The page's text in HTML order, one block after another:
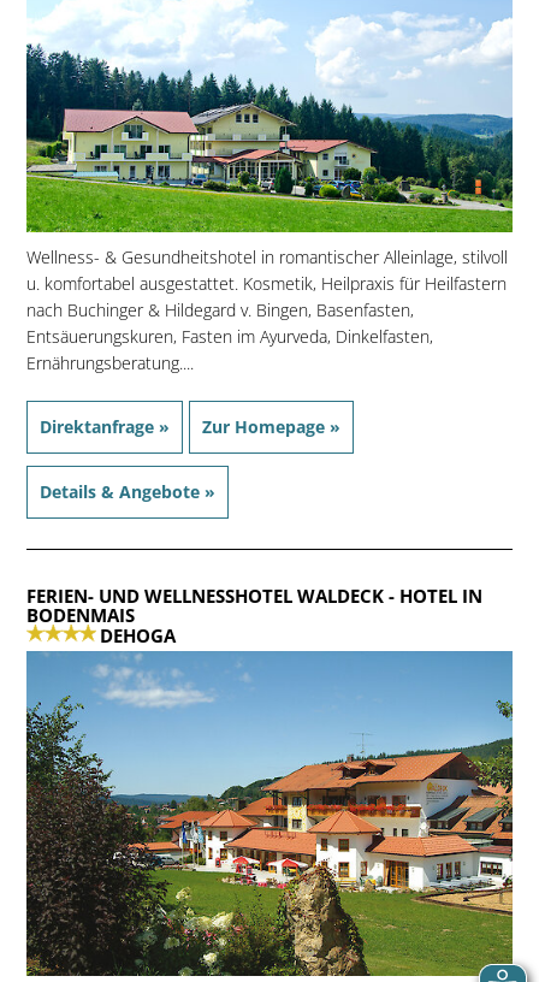
Wellness- & Gesundheitshotel in romantischer Alleinlage, stilvoll
u. komfortabel ausgestattet. Kosmetik, Heilpraxis für Heilfastern
nach Buchinger & Hildegard v. Bingen, Basenfasten,
Entsäuerungskuren, Fasten im Ayurveda, Dinkelfasten,
Ernährungsberatung....
Direktanfrage » Zur Homepage »
Details & Angebote »
FERIEN- UND WELLNESSHOTEL WALDECK- HOTEL IN
BODENMAIS
DEHOGA